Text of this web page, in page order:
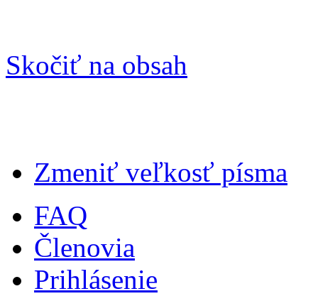
Skočiť na obsah
Zmeniť veľkosť písma
FAQ
Členovia
Prihlásenie